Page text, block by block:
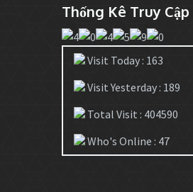
Thống Kê Truy Cập
Visit Today : 163
Visit Yesterday : 189
Total Visit : 404590
Who's Online : 47